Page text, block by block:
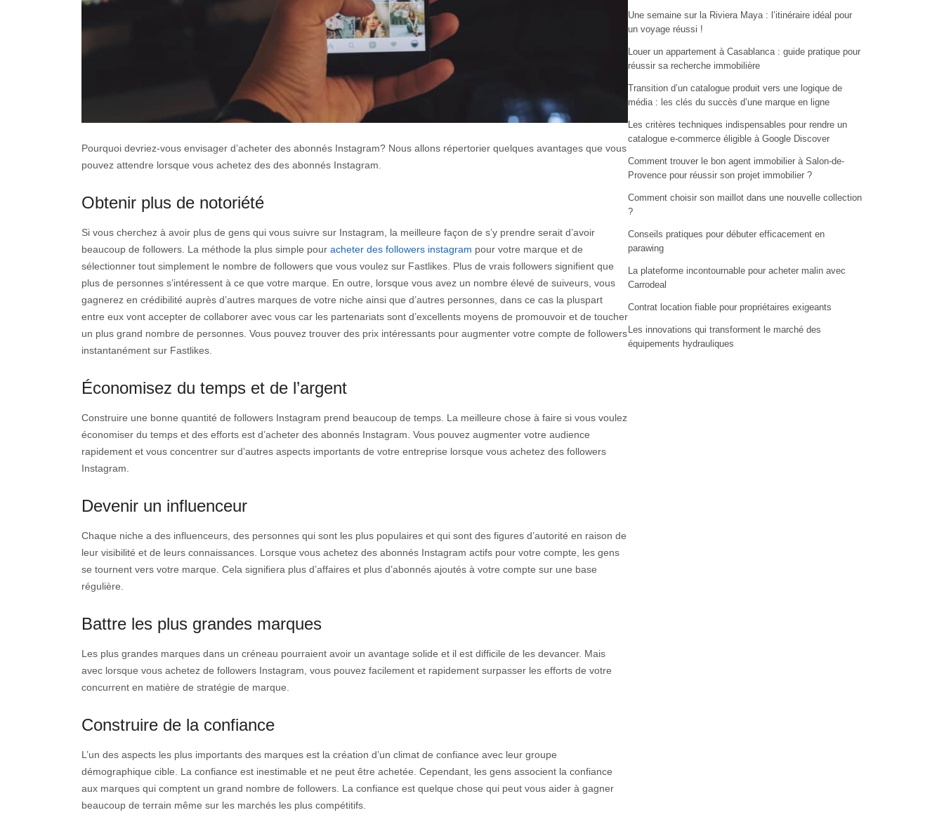
Pourquoi devriez-vous envisager d’acheter des abonnés Instagram? Nous allons répertorier quelques avantages que vous
pouvez attendre lorsque vous achetez des des abonnés Instagram.
Obtenir plus de notoriété
Si vous cherchez à avoir plus de gens qui vous suivre sur Instagram, la meilleure façon de s’y prendre serait d’avoir
beaucoup de followers. La méthode la plus simple pour acheter des followers instagram pour votre marque et de
sélectionner tout simplement le nombre de followers que vous voulez sur Fastlikes. Plus de vrais followers signifient que
plus de personnes s’intéressent à ce que votre marque. En outre, lorsque vous avez un nombre élevé de suiveurs, vous
gagnerez en crédibilité auprès d’autres marques de votre niche ainsi que d’autres personnes, dans ce cas la pluspart
entre eux vont accepter de collaborer avec vous car les partenariats sont d’excellents moyens de promouvoir et de toucher
un plus grand nombre de personnes. Vous pouvez trouver des prix intéressants pour augmenter votre compte de followers
instantanément sur Fastlikes.
Économisez du temps et de l’argent
Construire une bonne quantité de followers Instagram prend beaucoup de temps. La meilleure chose à faire si vous voulez
économiser du temps et des efforts est d’acheter des abonnés Instagram. Vous pouvez augmenter votre audience
rapidement et vous concentrer sur d’autres aspects importants de votre entreprise lorsque vous achetez des followers
Instagram.
Devenir un influenceur
Chaque niche a des influenceurs, des personnes qui sont les plus populaires et qui sont des figures d’autorité en raison de
leur visibilité et de leurs connaissances. Lorsque vous achetez des abonnés Instagram actifs pour votre compte, les gens
se tournent vers votre marque. Cela signifiera plus d’affaires et plus d’abonnés ajoutés à votre compte sur une base
régulière.
Battre les plus grandes marques
Les plus grandes marques dans un créneau pourraient avoir un avantage solide et il est difficile de les devancer. Mais
avec lorsque vous achetez de followers Instagram, vous pouvez facilement et rapidement surpasser les efforts de votre
concurrent en matière de stratégie de marque.
Construire de la confiance
L’un des aspects les plus importants des marques est la création d’un climat de confiance avec leur groupe
démographique cible. La confiance est inestimable et ne peut être achetée. Cependant, les gens associent la confiance
aux marques qui comptent un grand nombre de followers. La confiance est quelque chose qui peut vous aider à gagner
beaucoup de terrain même sur les marchés les plus compétitifs.
Une semaine sur la Riviera Maya : l’itinéraire idéal pour
un voyage réussi !
Louer un appartement à Casablanca : guide pratique pour
réussir sa recherche immobilière
Transition d’un catalogue produit vers une logique de
média : les clés du succès d’une marque en ligne
Les critères techniques indispensables pour rendre un
catalogue e-commerce éligible à Google Discover
Comment trouver le bon agent immobilier à Salon-de-
Provence pour réussir son projet immobilier ?
Comment choisir son maillot dans une nouvelle collection
?
Conseils pratiques pour débuter efficacement en
parawing
La plateforme incontournable pour acheter malin avec
Carrodeal
Contrat location fiable pour propriétaires exigeants
Les innovations qui transforment le marché des
équipements hydrauliques